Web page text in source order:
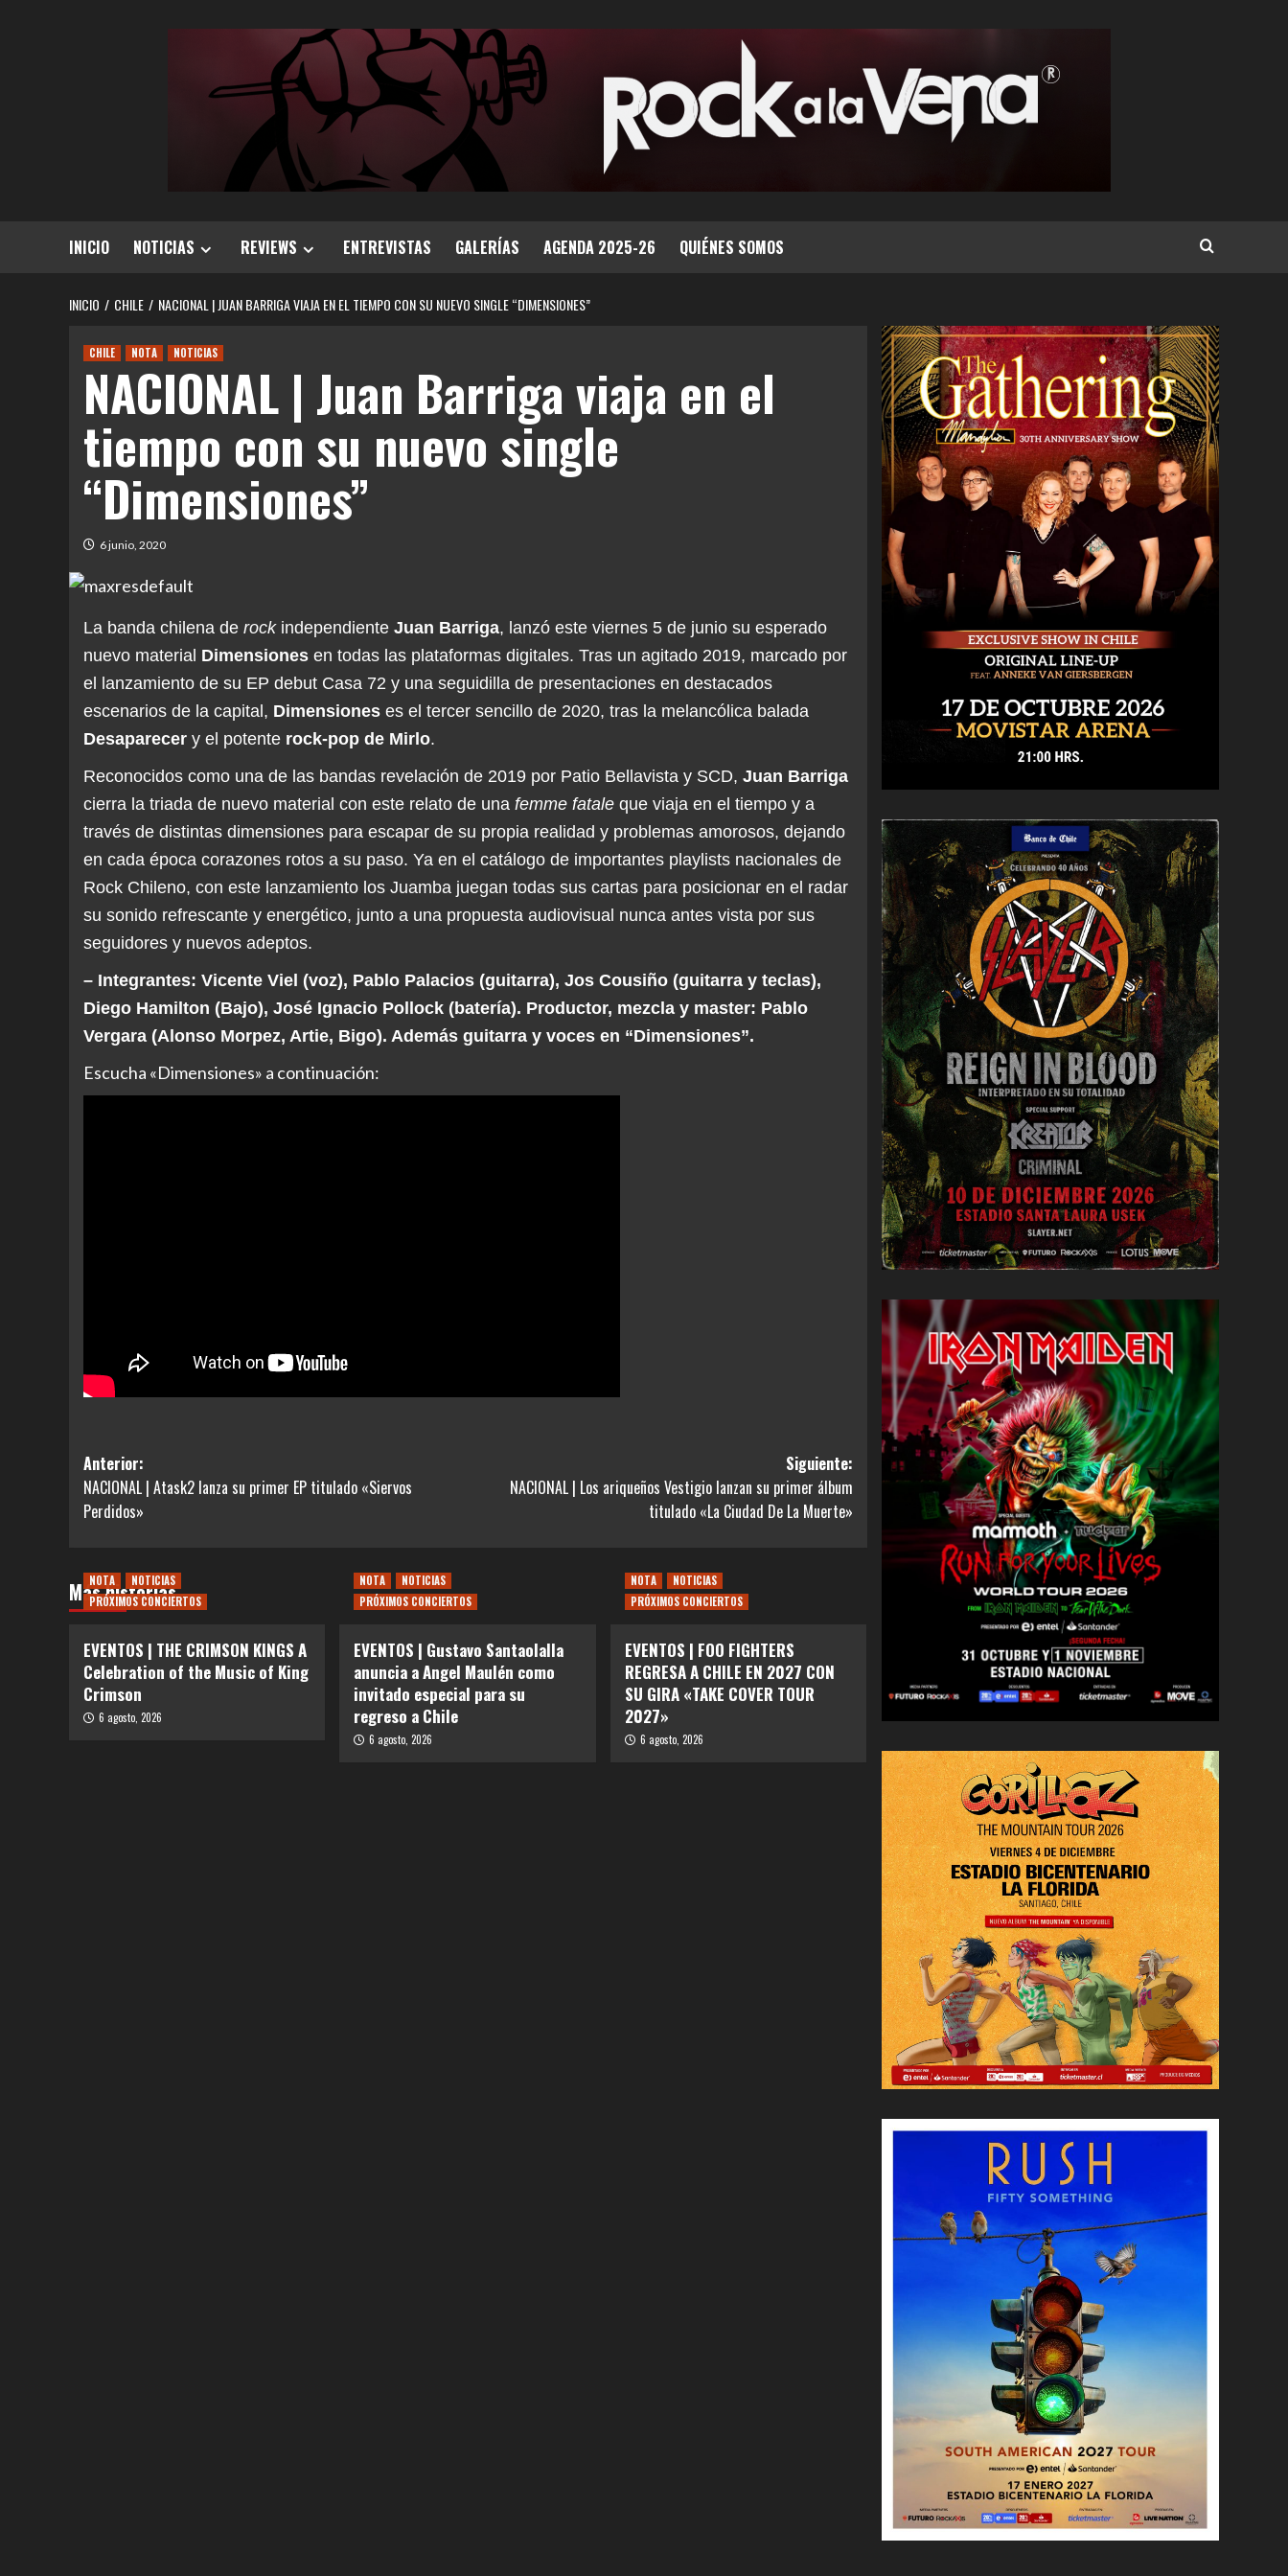
INICIO NOTICIAS REVIEWS ENTREVISTAS GALERÍAS AGENDA 2025-26 QUIÉNES SOMOS
INICIO CHILE NACIONAL | JUAN BARRIGA VIAJA EN EL TIEMPO CON SU NUEVO SINGLE “DIMENSIONES”
CHILE NOTA NOTICIAS
NACIONAL | Juan Barriga viaja en el
tiempo con su nuevo single
“Dimensiones”
6 junio, 2020
La banda chilena de rockindependiente Juan Barriga, lanzó este viernes 5 de junio su esperado
nuevo material Dimensiones en todas las plataformas digitales. Tras un agitado 2019, marcado por
el lanzamiento de su EP debut Casa 72 y una seguidilla de presentaciones en destacados
escenarios de la capital, Dimensiones es el tercer sencillo de 2020, tras la melancólica balada
Desaparecer y el potente rock-pop de Mirlo.
Reconocidos como una de las bandas revelación de 2019 por Patio Bellavista y SCD, Juan Barriga
cierra la triada de nuevo material con este relato de una femme fatale que viaja en el tiempo y a
través de distintas dimensiones para escapar de su propia realidad y problemas amorosos, dejando
en cada época corazones rotos a su paso. Ya en el catálogo de importantes playlists nacionales de
Rock Chileno, con este lanzamiento los Juamba juegan todas sus cartas para posicionar en el radar
su sonido refrescante y energético, junto a una propuesta audiovisual nunca antes vista por sus
seguidores y nuevos adeptos.
– Integrantes: Vicente Viel (voz), Pablo Palacios (guitarra), Jos Cousiño (guitarra y teclas),
Diego Hamilton (Bajo), José Ignacio Pollock (batería). Productor, mezcla y master: Pablo
Vergara (Alonso Morpez, Artie, Bigo). Además guitarra y voces en “Dimensiones”.
Escucha «Dimensiones» a continuación:
Navegación
de
entradas
Anterior:
NACIONAL | Atask2 lanza su primer EP titulado «Siervos
Perdidos»
Siguiente:
NACIONAL | Los ariqueños Vestigio lanzan su primer álbum
titulado «La Ciudad De La Muerte»
Más historias
NOTA
NOTICIAS
PRÓXIMOS CONCIERTOS
EVENTOS | THE CRIMSON KINGS A
Celebration of the Music of King
Crimson
6 agosto, 2026
NOTA
NOTICIAS
PRÓXIMOS CONCIERTOS
EVENTOS | Gustavo Santaolalla
anuncia a Angel Maulén como
invitado especial para su
regreso a Chile
6 agosto, 2026
NOTA
NOTICIAS
PRÓXIMOS CONCIERTOS
EVENTOS | FOO FIGHTERS
REGRESA A CHILE EN 2027 CON
SU GIRA «TAKE COVER TOUR
2027»
6 agosto, 2026